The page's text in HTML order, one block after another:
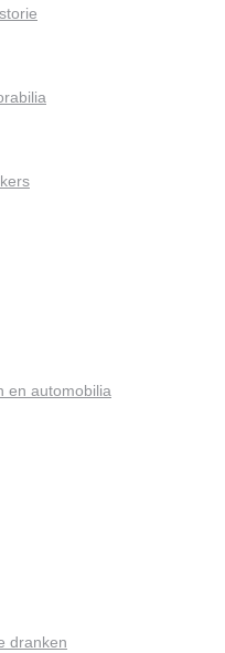
en automobilia
dranken